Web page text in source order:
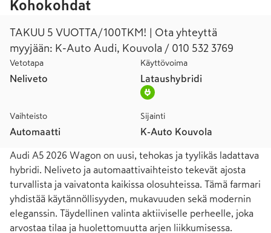
Kohokohdat
TAKUU 5 VUOTTA/100TKM! | Ota yhteyttä
myyjään: K-Auto Audi, Kouvola / 010 532 3769
Vetotapa
Neliveto
Käyttövoima
Lataushybridi
Vaihteisto
Automaatti
Sijainti
K-Auto Kouvola
Audi A5 2026 Wagon on uusi, tehokas ja tyylikäs ladattava
hybridi. Neliveto ja automaattivaihteisto tekevät ajosta
turvallista ja vaivatonta kaikissa olosuhteissa. Tämä farmari
yhdistää käytännöllisyyden, mukavuuden sekä modernin
eleganssin. Täydellinen valinta aktiiviselle perheelle, joka
arvostaa tilaa ja huolettomuutta arjen liikkumisessa.